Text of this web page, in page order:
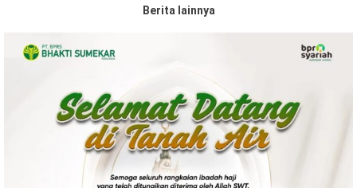
Berita lainnya